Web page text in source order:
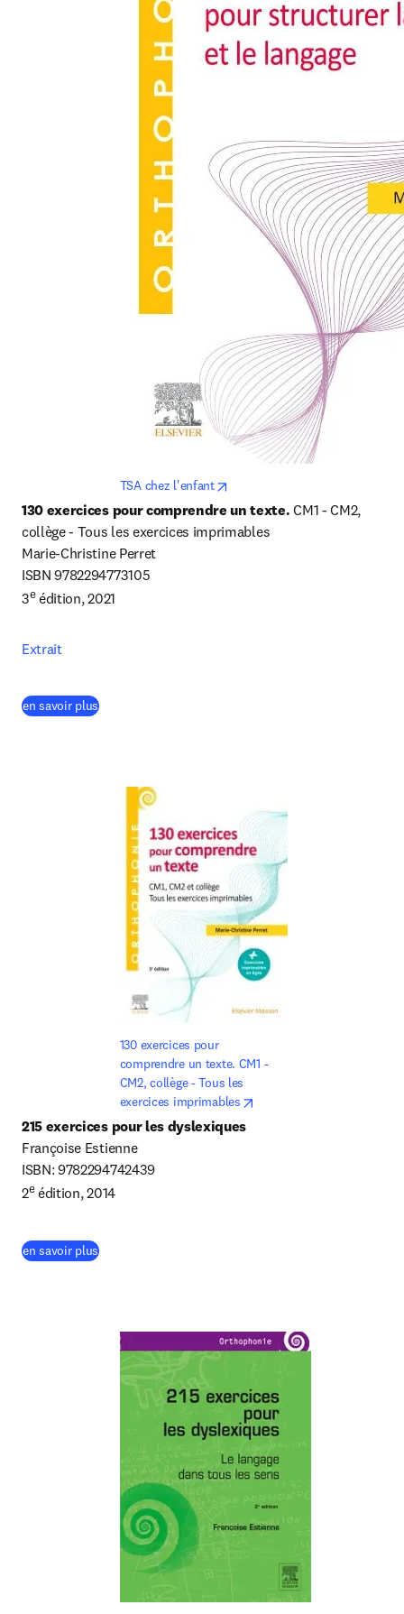
TSA chez l'enfant
130 exercices pour comprendre un texte. CM1 - CM2,
collège - Tous les exercices imprimables
Marie-Christine Perret
ISBN 9782294773105
3e édition, 2021
Extrait
en savoir plus(
130 exercices pour
comprendre un texte. CM1 -
CM2, collège - Tous les
exercices imprimables
215 exercices pour les dyslexiques
Françoise Estienne
ISBN: 9782294742439
2e édition, 2014
en savoir plus(